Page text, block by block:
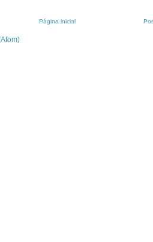
Página inicial